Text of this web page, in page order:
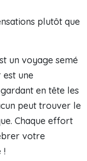
plutôt que
un voyage semé
est une
en tête les
peut trouver le
Chaque effort
votre
!